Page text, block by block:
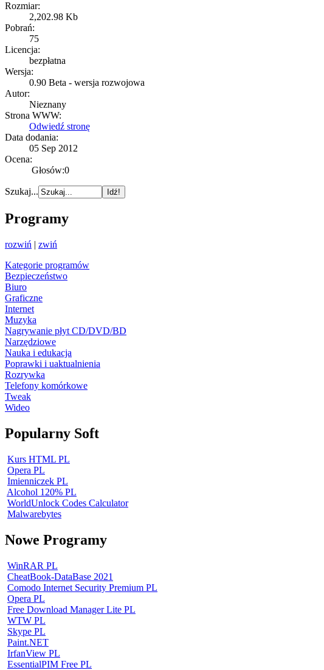
Rozmiar:
2,202.98 Kb
Pobrań:
75
Licencja:
bezpłatna
Wersja:
0.90 Beta - wersja rozwojowa
Autor:
Nieznany
Strona WWW:
Odwiedź stronę
Data dodania:
05 Sep 2012
Ocena:
Głosów:0
Szukaj...
Programy
rozwiń | zwiń
Kategorie programów
Bezpieczeństwo
Biuro
Graficzne
Internet
Muzyka
Nagrywanie płyt CD/DVD/BD
Narzędziowe
Nauka i edukacja
Poprawki i uaktualnienia
Rozrywka
Telefony komórkowe
Tweak
Wideo
Popularny Soft
Kurs HTML PL
Opera PL
Imienniczek PL
Alcohol 120% PL
WorldUnlock Codes Calculator
Malwarebytes
Nowe Programy
WinRAR PL
CheatBook-DataBase 2021
Comodo Internet Security Premium PL
Opera PL
Free Download Manager Lite PL
WTW PL
Skype PL
Paint.NET
IrfanView PL
EssentialPIM Free PL